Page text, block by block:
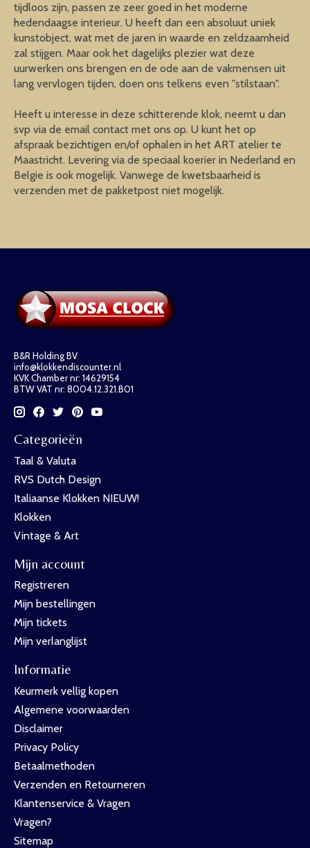
tijdloos zijn, passen ze zeer goed in het moderne
hedendaagse interieur. U heeft dan een absoluut uniek
kunstobject, wat met de jaren in waarde en zeldzaamheid
zal stijgen. Maar ook het dagelijks plezier wat deze
uurwerken ons brengen en de ode aan de vakmensen uit
lang vervlogen tijden, doen ons telkens even "stilstaan".
Heeft u interesse in deze schitterende klok, neemt u dan
svp via de email contact met ons op. U kunt het op
afspraak bezichtigen en/of ophalen in het ART atelier te
Maastricht. Levering via de speciaal koerier in Nederland en
Belgie is ook mogelijk. Vanwege de kwetsbaarheid is
verzenden met de pakketpost niet mogelijk.
B&R Holding BV
info@klokkendiscounter.nl
KVK Chamber nr: 14629154
BTW VAT nr: 8004.12.321.B01
Categorieën
Taal & Valuta
RVS Dutch Design
Italiaanse Klokken NIEUW!
Klokken
Vintage & Art
Mijn account
Registreren
Mijn bestellingen
Mijn tickets
Mijn verlanglijst
Informatie
Keurmerk vellig kopen
Algemene voorwaarden
Disclaimer
Privacy Policy
Betaalmethoden
Verzenden en Retourneren
Klantenservice & Vragen
Vragen?
Sitemap